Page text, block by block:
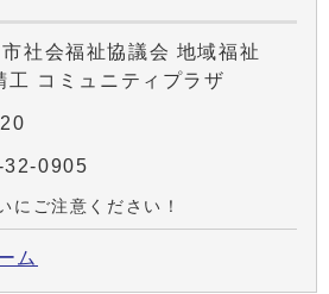
社会福祉協議会 地域福祉
工 コミュニティプラザ
32-0905
にご注意ください！
ム